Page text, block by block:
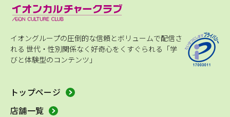
イオングループの圧倒的な信頼とボリュームで配信さ
れる 世代・性別関係なく好奇心をくすぐられる「学
びと体験型のコンテンツ」
トップページ
店舗一覧